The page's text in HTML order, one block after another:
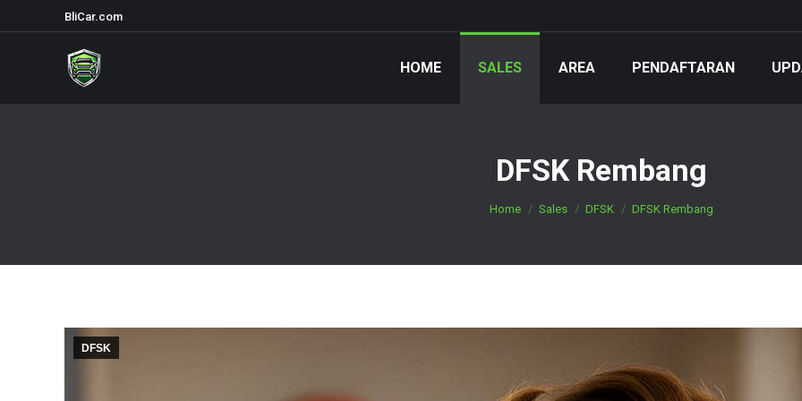
BliCar.com
HOME SALES AREA PENDAFTARAN
DFSK Rembang
You are here:
Home Sales DFSK DFSK Rembang
DFSK